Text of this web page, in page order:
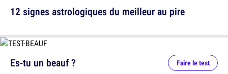
12 signes astrologiques du meilleur au pire
Es-tu un beauf ? Faire le test